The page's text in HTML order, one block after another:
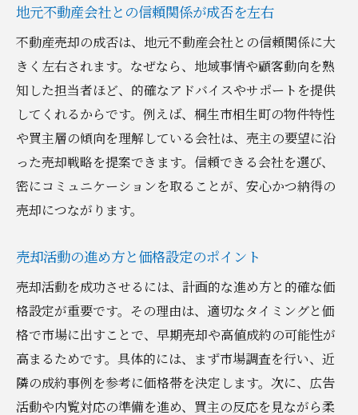
地元不動産会社との信頼関係が成否を左右
不動産売却の成否は、地元不動産会社との信頼関係に大
きく左右されます。なぜなら、地域事情や顧客動向を熟
知した担当者ほど、的確なアドバイスやサポートを提供
してくれるからです。例えば、桐生市相生町の物件特性
や買主層の傾向を理解している会社は、売主の要望に沿
った売却戦略を提案できます。信頼できる会社を選び、
密にコミュニケーションを取ることが、安心かつ納得の
売却につながります。
売却活動の進め方と価格設定のポイント
売却活動を成功させるには、計画的な進め方と的確な価
格設定が重要です。その理由は、適切なタイミングと価
格で市場に出すことで、早期売却や高値成約の可能性が
高まるためです。具体的には、まず市場調査を行い、近
隣の成約事例を参考に価格帯を決定します。次に、広告
活動や内覧対応の準備を進め、買主の反応を見ながら柔